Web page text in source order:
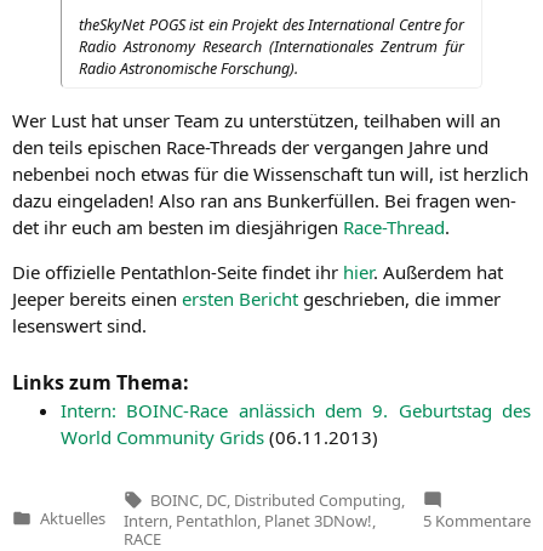
the­Sky­NetPOGSist ein Pro­jekt des Inter­na­tio­nal Cent­re for
Radio Astro­no­my Rese­arch (Inter­na­tio­na­les Zen­trum für
Radio Astro­no­mi­sche Forschung).
Wer Lust hat unser Team zu unter­stüt­zen, teil­ha­ben will an
den teils epi­schen Race-Threads der ver­gan­gen Jah­re und
neben­bei noch etwas für die Wis­sen­schaft tun will, ist herz­lich
dazu ein­ge­la­den! Also ran ans Bunk­er­fül­len. Bei fra­gen wen­
det ihr euch am bes­ten im dies­jäh­ri­gen Race-Thread.
Die offi­zi­el­le Pent­ath­lon-Sei­te fin­det ihr hier. Außer­dem hat
Jeeper bereits einen ers­ten Bericht geschrie­ben, die immer
lesens­wert sind.
Links zum Thema:
Intern: BOINC-Race anläs­sich dem 9. Geburts­tag des
World Com­mu­ni­ty Grids (06.11.2013)
Veröffentlicht
Aktuelles
Tags:
BOINC DC Distributed Computing
Intern Pentathlon Planet 3DNow!
RACE
5 Kommentare